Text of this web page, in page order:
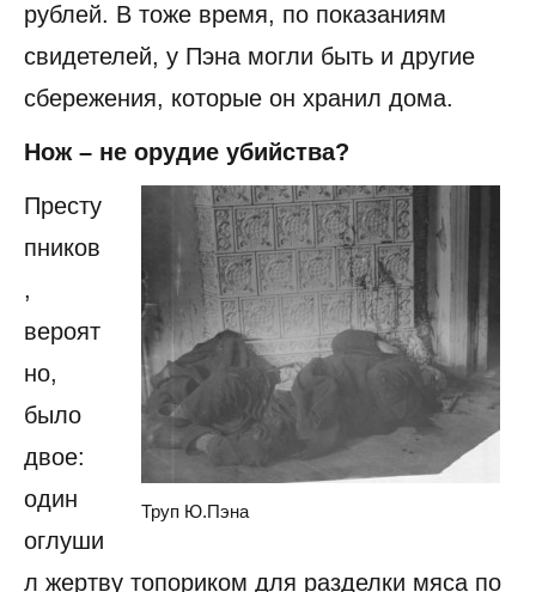
рублей. В тоже время, по показаниям
свидетелей, у Пэна могли быть и другие
сбережения, которые он хранил дома.
Нож – не орудие убийства?
Труп Ю.Пэна
Престу
пников
,
вероят
но,
было
двое:
один
оглуши
л жертву топориком для разделки мяса по